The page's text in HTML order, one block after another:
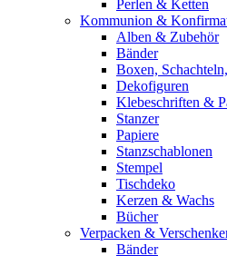
Perlen & Ketten
Kommunion &
Alben & Zubehör
Bänder
Boxen,
Dekofiguren
Klebeschriften &
Stanzer
Papiere
Stanzschablonen
Stempel
Tischdeko
Kerzen & Wachs
Bücher
Verpacken &
Bänder